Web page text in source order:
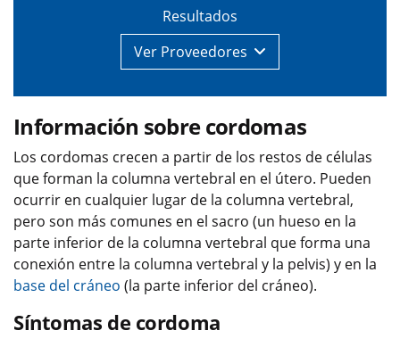
Resultados
Ver Proveedores
Información sobre cordomas
Los cordomas crecen a partir de los restos de células
que forman la columna vertebral en el útero. Pueden
ocurrir en cualquier lugar de la columna vertebral​​​​​​​,
pero son más comunes en el sacro (un hueso en la
parte inferior de la columna vertebral que forma una
conexión entre la columna vertebral y la pelvis) y en la
base del cráneo (la parte inferior del cráneo).
Síntomas de cordoma